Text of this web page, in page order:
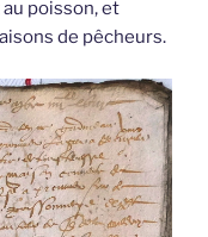
poisson, et
de pêcheurs.